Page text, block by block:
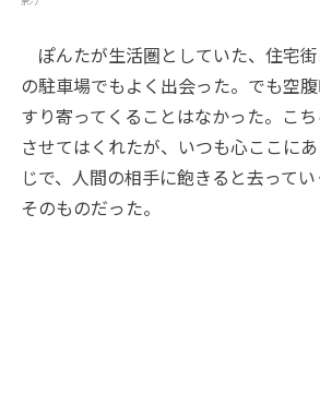
ぽんたが生活圏としていた、住宅
の駐車場でもよく出会った。でも空
すり寄ってくることはなかった。こ
させてはくれたが、いつも心ここに
じで、人間の相手に飽きると去って
そのものだった。